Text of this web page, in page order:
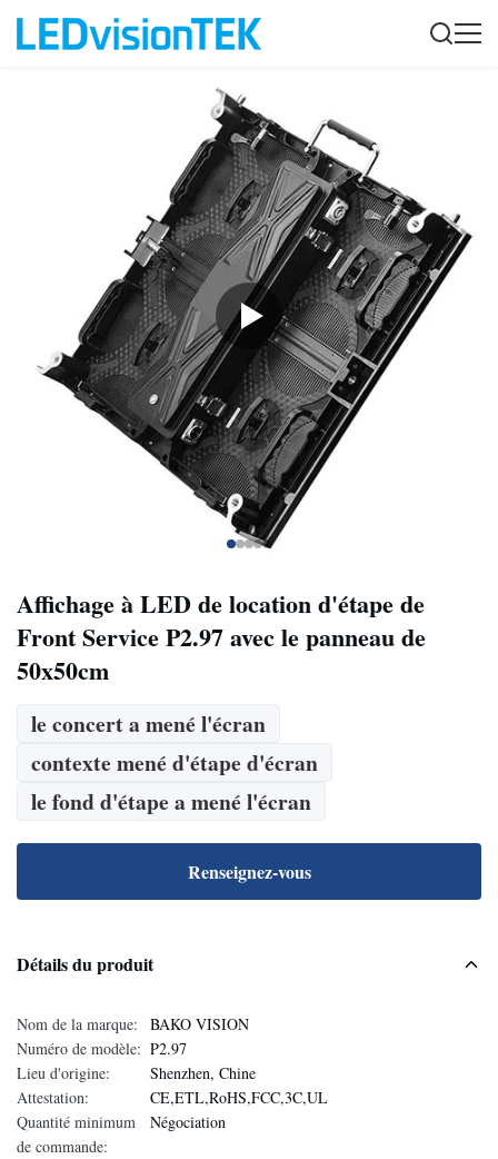
Affichage à LED de location d'étape de
Front Service P2.97 avec le panneau de
50x50cm
le concert a mené l'écran
contexte mené d'étape d'écran
le fond d'étape a mené l'écran
Renseignez-vous
Détails du produit
Nom de la marque:
BAKO VISION
Numéro de modèle: P2.97
Lieu d'origine:
Shenzhen, Chine
Attestation:
CE,ETL,RoHS,FCC,3C,UL
Quantité minimum
de commande:
Négociation